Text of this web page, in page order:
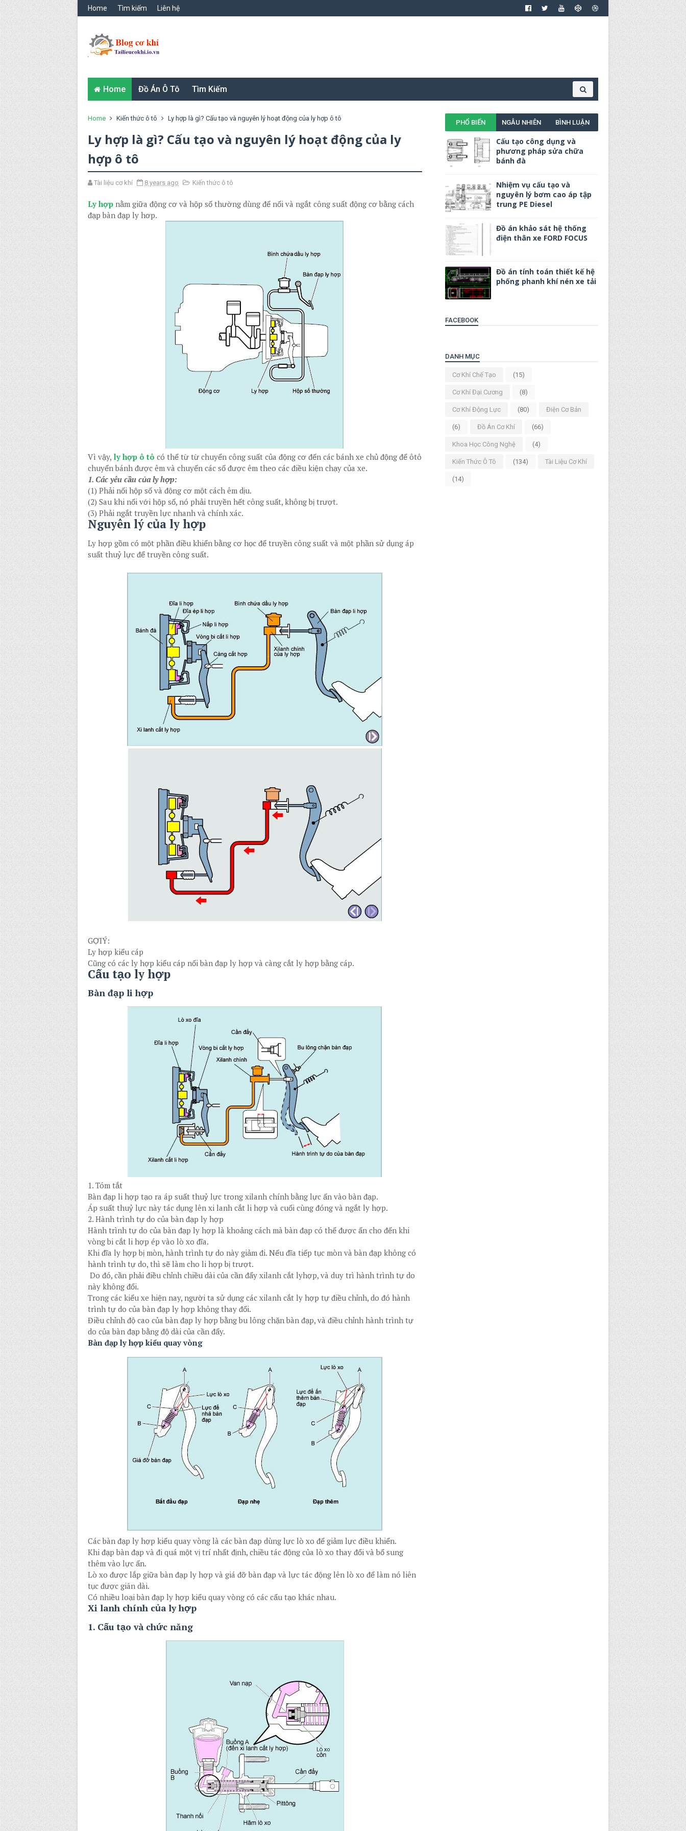
Home Tìm kiếm Liên hệ
Home Đồ Án Ô Tô Tìm Kiếm
Home Kiến thức ô tô Ly hợp là gì? Cấu tạo và nguyên lý hoạt động của ly hợp ô tô
Ly hợp là gì? Cấu tạo và nguyên lý hoạt động của ly
hợp ô tô
Tài liệu cơ khí 8 years ago Kiến thức ô tô
Ly hợp nằm giữa động cơ và hộp số thường dùng để nối và ngắt công suất động cơ bằng cách
đạp bàn đạp ly hơp.
Vì vậy, ly hợp ô tô có thể từ từ chuyển công suất của động cơ đến các bánh xe chủ động để ôtô
chuyển bánh được êm và chuyển các số được êm theo các điều kiện chạy của xe.
1. Các yêu cầu của ly hợp:
(1) Phải nối hộp số và động cơ một cách êm dịu.
(2) Sau khi nối với hộp số, nó phải truyền hết công suất, không bị trượt.
(3) Phải ngắt truyền lực nhanh và chính xác.
Nguyên lý của ly hợp
Ly hợp gồm có một phần điều khiển bằng cơ học để truyền công suất và một phần sử dụng áp
suất thuỷ lực để truyền công suất.
GỢIÝ:
Ly hợp kiểu cáp
Cũng có các ly hợp kiểu cáp nối bàn đạp ly hợp và càng cắt ly hợp bằng cáp.
Cấu tạo ly hợp
Bàn đạp li hợp
1. Tóm tắt
Bàn đạp li hợp tạo ra áp suất thuỷ lực trong xilanh chính bằng lực ấn vào bàn đạp.
Áp suất thuỷ lực này tác dụng lên xi lanh cắt li hợp và cuối cùng đóng và ngắt ly hợp.
2. Hành trình tự do của bàn đạp ly hợp
Hành trình tự do của bàn đạp ly hợp là khoảng cách mà bàn đạp có thể được ấn cho đến khi
vòng bi cắt li hợp ép vào lò xo đĩa.
Khi đĩa ly hợp bị mòn, hành trình tự do này giảm đi. Nếu đĩa tiếp tục mòn và bàn đạp không có
hành trình tự do, thì sẽ làm cho li hợp bị trượt.
Do đó, cần phải điều chỉnh chiều dài của cần đẩy xilanh cắt lyhợp, và duy trì hành trình tự do
này không đổi.
Trong các kiểu xe hiện nay, người ta sử dụng các xilanh cắt ly hợp tự điều chỉnh, do đó hành
trình tự do của bàn đạp ly hợp không thay đổi.
Điều chỉnh độ cao của bàn đạp ly hợp bằng bu lông chặn bàn đạp, và điều chỉnh hành trình tự
do của bàn đạp bằng độ dài của cần đẩy.
Bàn đạp ly hợp kiểu quay vòng
Các bàn đạp ly hợp kiểu quay vòng là các bàn đạp dùng lực lò xo để giảm lực điều khiển.
Khi đạp bàn đạp và đi quá một vị trí nhất định, chiều tác động của lò xo thay đổi và bổ sung
thêm vào lực ấn.
Lò xo được lắp giữa bàn đạp ly hợp và giá đỡ bàn đạp và lực tác động lên lò xo để làm nó liên
tục được giãn dài.
Có nhiều loại bàn đạp ly hợp kiểu quay vòng có các cấu tạo khác nhau.
Xi lanh chính của ly hợp
1. Cấu tạo và chức năng
PHỔ BIẾN NGẪU NHIÊN BÌNH LUẬN
Cấu tạo công dụng và
phương pháp sửa chữa
bánh đà
Nhiệm vụ cấu tạo và
nguyên lý bơm cao áp tập
trung PE Diesel
Đồ án khảo sát hệ thống
điện thân xe FORD FOCUS
Đồ án tính toán thiết kế hệ
phống phanh khí nén xe tải
FACEBOOK
DANH MỤC
Cơ Khí Chế Tạo (15)
Cơ Khí Đại Cương (8)
Cơ Khí Động Lực (80) Điện Cơ Bản
(6) Đồ Án Cơ Khí (66)
Khoa Học Công Nghệ (4)
Kiến Thức Ô Tô (134) Tài Liệu Cơ Khí
(14)